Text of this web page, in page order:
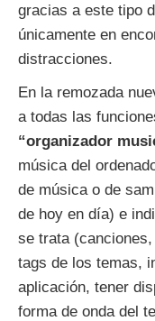
gracias a este tipo
únicamente en
distracciones.
En la remozada
a todas las
“organizador
música del
de música o de
de hoy en día) e
se trata
tags de los temas,
aplicación, tener
forma de onda del